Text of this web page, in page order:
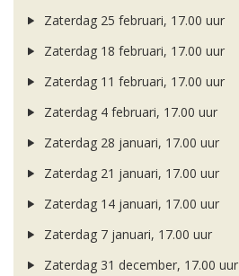
Zaterdag 25 februari, 17.00 uur
Zaterdag 18 februari, 17.00 uur
Zaterdag 11 februari, 17.00 uur
Zaterdag 4 februari, 17.00 uur
Zaterdag 28 januari, 17.00 uur
Zaterdag 21 januari, 17.00 uur
Zaterdag 14 januari, 17.00 uur
Zaterdag 7 januari, 17.00 uur
Zaterdag 31 december, 17.00 uur